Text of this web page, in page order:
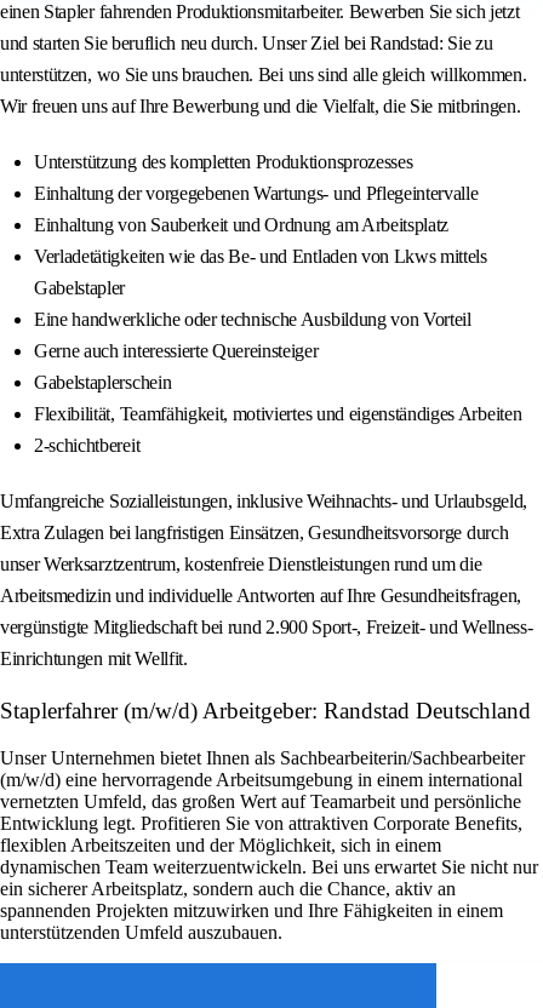
einen Stapler fahrenden Produktionsmitarbeiter. Bewerben Sie sich jetzt
und starten Sie beruflich neu durch. Unser Ziel bei Randstad: Sie zu
unterstützen, wo Sie uns brauchen. Bei uns sind alle gleich willkommen.
Wir freuen uns auf Ihre Bewerbung und die Vielfalt, die Sie mitbringen.
Unterstützung des kompletten Produktionsprozesses
Einhaltung der vorgegebenen Wartungs- und Pflegeintervalle
Einhaltung von Sauberkeit und Ordnung am Arbeitsplatz
Verladetätigkeiten wie das Be- und Entladen von Lkws mittels
Gabelstapler
Eine handwerkliche oder technische Ausbildung von Vorteil
Gerne auch interessierte Quereinsteiger
Gabelstaplerschein
Flexibilität, Teamfähigkeit, motiviertes und eigenständiges Arbeiten
2-schichtbereit
Umfangreiche Sozialleistungen, inklusive Weihnachts- und Urlaubsgeld,
Extra Zulagen bei langfristigen Einsätzen, Gesundheitsvorsorge durch
unser Werksarztzentrum, kostenfreie Dienstleistungen rund um die
Arbeitsmedizin und individuelle Antworten auf Ihre Gesundheitsfragen,
vergünstigte Mitgliedschaft bei rund 2.900 Sport-, Freizeit- und Wellness-
Einrichtungen mit Wellfit.
Staplerfahrer (m/w/d) Arbeitgeber: Randstad Deutschland
Unser Unternehmen bietet Ihnen als Sachbearbeiterin/Sachbearbeiter
(m/w/d) eine hervorragende Arbeitsumgebung in einem international
vernetzten Umfeld, das großen Wert auf Teamarbeit und persönliche
Entwicklung legt. Profitieren Sie von attraktiven Corporate Benefits,
flexiblen Arbeitszeiten und der Möglichkeit, sich in einem
dynamischen Team weiterzuentwickeln. Bei uns erwartet Sie nicht nur
ein sicherer Arbeitsplatz, sondern auch die Chance, aktiv an
spannenden Projekten mitzuwirken und Ihre Fähigkeiten in einem
unterstützenden Umfeld auszubauen.